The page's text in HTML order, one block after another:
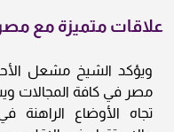
علاقات متميزة مع مصر
ويؤكد الشيخ مشعل
مصر في كافة المجالات
تجاه الأوضاع